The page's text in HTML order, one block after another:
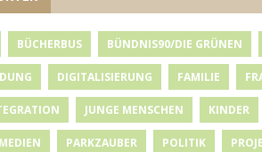
BÜCHERBUS BÜNDNIS90/DIE GRÜNEN
DIGITALISIERUNG FAMILIE
JUNGE MENSCHEN KINDER
MEDIEN PARKZAUBER POLITIK